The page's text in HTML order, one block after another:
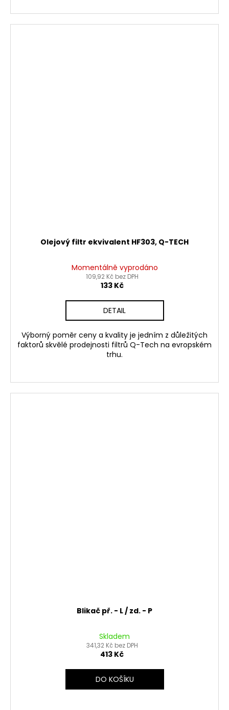
Olejový filtr ekvivalent HF303, Q-TECH
Momentálně vyprodáno
109,92 Kč bez DPH
133 Kč
DETAIL
Výborný poměr ceny a kvality je jedním z důležitých
faktorů skvělé prodejnosti filtrů Q-Tech na evropském
trhu.
Blikač př. - L / zd. - P
Skladem
341,32 Kč bez DPH
413 Kč
DO KOŠÍKU